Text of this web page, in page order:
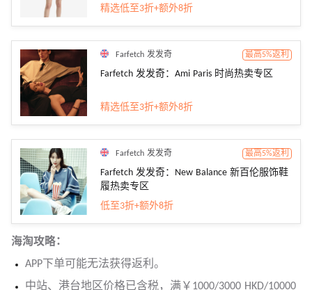
精选低至3折+额外8折
Farfetch 发发奇 最高5%返利
Farfetch 发发奇：Ami Paris 时尚热卖专区
精选低至3折+额外8折
Farfetch 发发奇 最高5%返利
Farfetch 发发奇：New Balance 新百伦服饰鞋
履热卖专区
低至3折+额外8折
海淘攻略：
APP下单可能无法获得返利。
中站、港台地区价格已含税，满￥1000/3000 HKD/10000